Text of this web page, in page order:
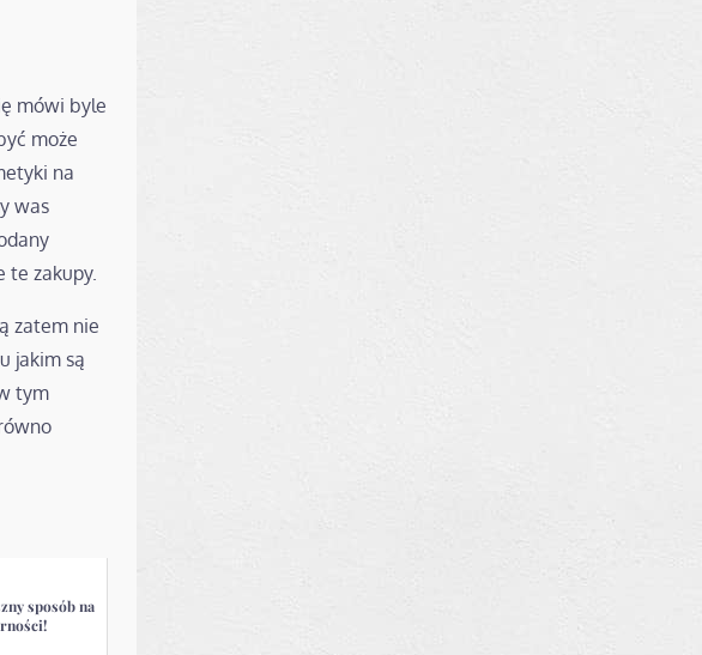
mówi byle
może
na
was
te zakupy.
zatem nie
jakim są
tym
sposób na